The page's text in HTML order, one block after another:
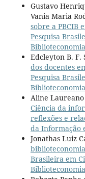
Gustavo
Vania Maria
sobre a PBCIB
Pesquisa
Edcleyton B.
dos docentes
Pesquisa
Aline
Ciência da
reflexões e
da Informação
Jonathas Luiz
Brasileira em